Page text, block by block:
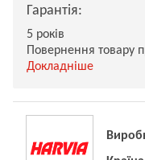
Гарантія:
5 років
Повернення товару
Докладніше